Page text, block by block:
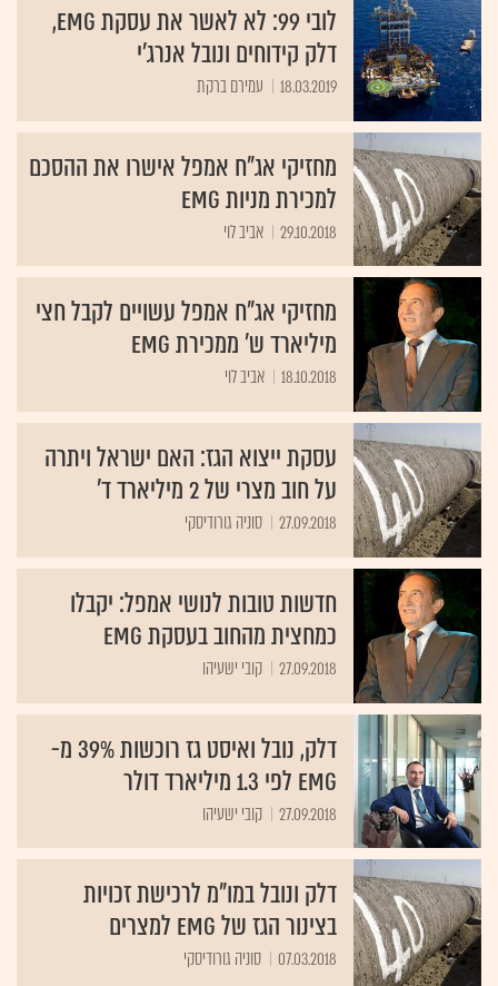
לובי 99: לא לאשר את עסקת EMG,
דלק קידוחים ונובל אנרג'י
18.03.2019 עמירם ברקת
מחזיקי אג"ח אמפל אישרו את ההסכם
למכירת מניות EMG
29.10.2018 אביב לוי
מחזיקי אג"ח אמפל עשויים לקבל חצי
מיליארד ש' ממכירת EMG
18.10.2018 אביב לוי
עסקת ייצוא הגז: האם ישראל ויתרה
על חוב מצרי של 2 מיליארד ד'
27.09.2018 סוניה גורודיסקי
חדשות טובות לנושי אמפל: יקבלו
כמחצית מהחוב בעסקת EMG
27.09.2018 קובי ישעיהו
דלק, נובל ואיסט גז רוכשות 39% מ-
EMG לפי 1.3 מיליארד דולר
27.09.2018 קובי ישעיהו
דלק ונובל במו"מ לרכישת זכויות
בצינור הגז של EMG למצרים
07.03.2018 סוניה גורודיסקי